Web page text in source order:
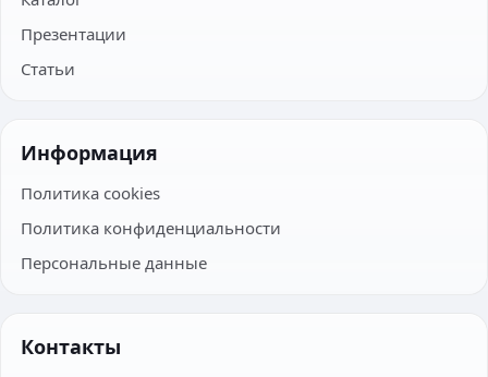
Презентации
Статьи
Информация
Политика cookies
Политика конфиденциальности
Персональные данные
Контакты